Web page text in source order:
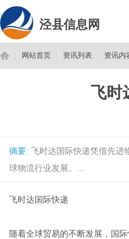
泾县信息网
网站首页 资讯列表 资讯内
飞时
摘要: 飞时达国际快递凭借先进
球物流行业发展。...
飞时达国际快递
随着全球贸易的不断发展，国